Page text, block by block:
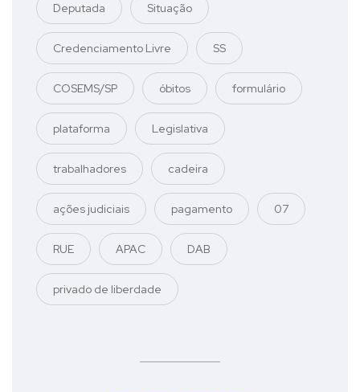
Deputada Situação
Credenciamento Livre SS
COSEMS/SP óbitos formulário
plataforma Legislativa
trabalhadores cadeira
ações judiciais pagamento 07
RUE APAC DAB
privado de liberdade